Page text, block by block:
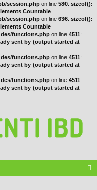
session.php on line 580: sizeof():
Countable
session.php on line 636: sizeof():
Countable
functions.php on line 4511:
sent by (output started at
functions.php on line 4511:
sent by (output started at
functions.php on line 4511:
sent by (output started at